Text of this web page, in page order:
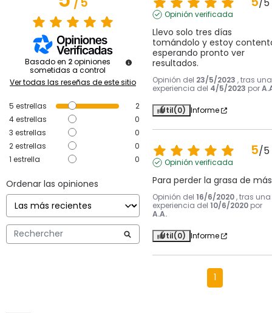
Basado en 2 opiniones
sometidas a control
Ver todas las reseñas de este sitio
5 estrellas
2
4estrellas
0
3 estrellas
0
2estrellas
0
1 estrella 0
Ordenar las opiniones
Opinión verificada
Llevo solo tres días
tomándolo y estoy
esperando pronto ver
resultados.
Opinión del 23/5/2023 , tras una
experiencia del 4/5/2023 por
Útil(0) Informe
5/5
Opinión verificada
Para perder la grasa de
Opinión del 16/6/2020 , tras una
experiencia del 10/6/2020 por
A.A.
Útil(0) Informe
1